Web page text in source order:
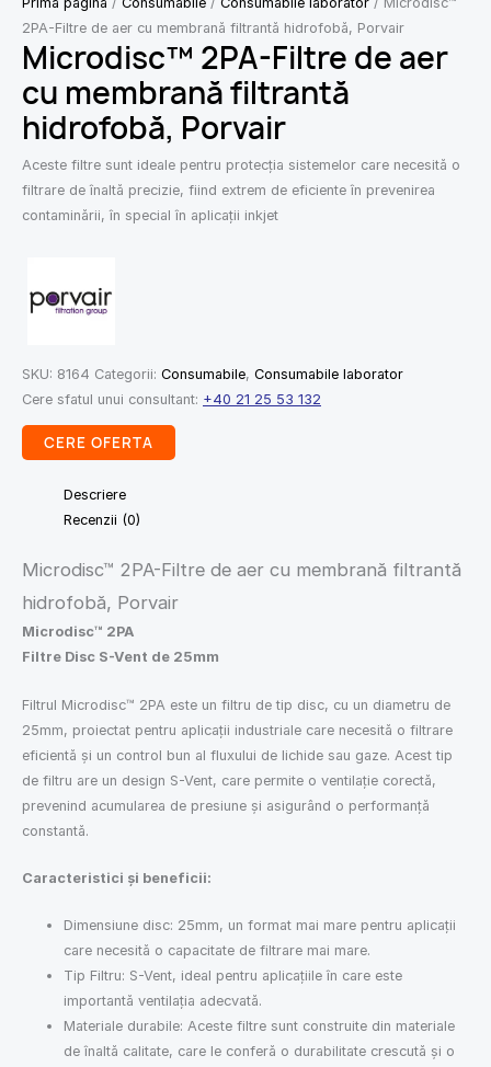
2PA-Filtre de aer cu membrană filtrantă hidrofobă, Porvair
Microdisc™ 2PA-Filtre de aer
cu membrană filtrantă
hidrofobă, Porvair
Aceste filtre sunt ideale pentru protecția sistemelor care necesită o
filtrare de înaltă precizie, fiind extrem de eficiente în prevenirea
contaminării, în special în aplicații inkjet
SKU: 8164 Categorii: Consumabile, Consumabile laborator
Cere sfatul unui consultant: +40 21 25 53 132
CERE OFERTA
Descriere
Recenzii (0)
Microdisc™ 2PA-Filtre de aer cu membrană filtrantă
hidrofobă, Porvair
Microdisc™ 2PA
Filtre Disc S-Vent de 25mm
Filtrul Microdisc™ 2PA este un filtru de tip disc, cu un diametru de
25mm, proiectat pentru aplicații industriale care necesită o filtrare
eficientă și un control bun al fluxului de lichide sau gaze. Acest tip
de filtru are un design S-Vent, care permite o ventilație corectă,
prevenind acumularea de presiune și asigurând o performanță
constantă.
Caracteristici și beneficii:
Dimensiune disc: 25mm, un format mai mare pentru aplicații
care necesită o capacitate de filtrare mai mare.
Tip Filtru: S-Vent, ideal pentru aplicațiile în care este
importantă ventilația adecvată.
Materiale durabile: Aceste filtre sunt construite din materiale
de înaltă calitate, care le conferă o durabilitate crescută și o